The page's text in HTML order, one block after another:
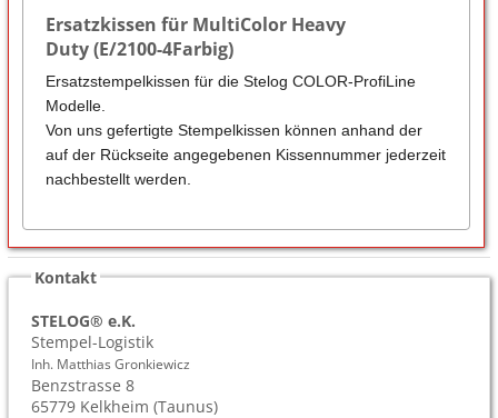
Ersatzkissen für MultiColor Heavy
Duty (E/2100-4Farbig)
Ersatzstempelkissen für die Stelog COLOR-ProfiLine
Modelle.
Von uns gefertigte Stempelkissen können anhand der
auf der Rückseite angegebenen Kissennummer jederzeit
nachbestellt werden.
Kontakt
STELOG® e.K.
Stempel-Logistik
Inh. Matthias Gronkiewicz
Benzstrasse 8
65779 Kelkheim (Taunus)